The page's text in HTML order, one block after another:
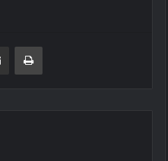
E-Posta ile paylaş Yazdır